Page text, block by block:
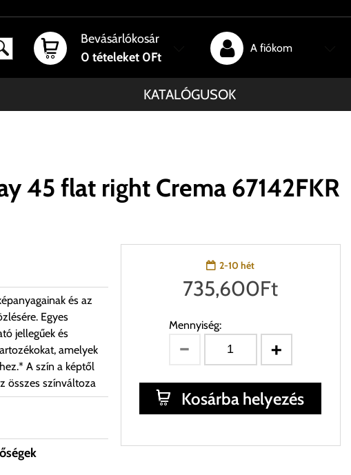
Bevásárlókosár
0 tételeket 0Ft
A fiókom
KATALÓGUSOK
45 flat right Crema 67142FKR
és az
Egyes
jellegűek és
amelyek
A szín a képtől
összes színváltoza
2-10 hét
735,600Ft
Mennyiség:
Kosárba helyezés